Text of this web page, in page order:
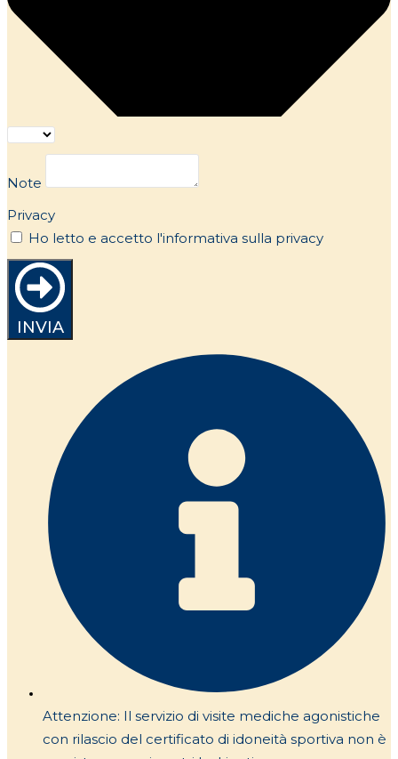
Note
Privacy
Ho letto e accetto l'informativa sulla privacy
INVIA
Attenzione: Il servizio di visite mediche agonistiche
con rilascio del certificato di idoneità sportiva non è